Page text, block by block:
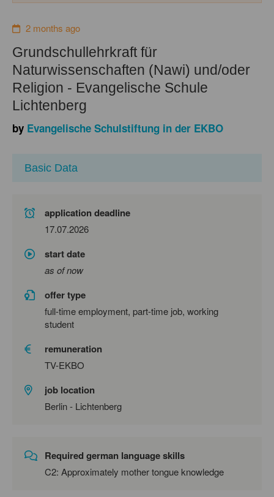
2 months ago
Grundschullehrkraft für
Naturwissenschaften (Nawi) und/oder
Religion - Evangelische Schule
Lichtenberg
by Evangelische Schulstiftung in der EKBO
Basic Data
application deadline
17.07.2026
start date
as of now
offer type
full-time employment, part-time job, working
student
remuneration
TV-EKBO
job location
Berlin - Lichtenberg
Required german language skills
C2: Approximately mother tongue knowledge